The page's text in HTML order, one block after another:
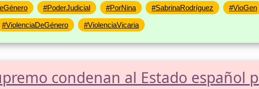
#PoderJudicial #PorNina #SabrinaRodríguez #VioGen
#ViolenciaDeGénero #ViolenciaVicaria
condenan al Estado español